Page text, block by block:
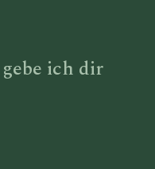
ich dir